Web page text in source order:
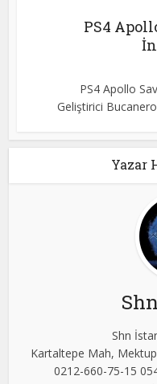
PS4
PS4 Apollo
Geliştirici
Yazar
Shn
Kartaltepe Mah,
0212-660-75-15